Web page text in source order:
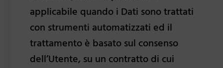
applicabile quando i Dati sono trattati
con strumenti automatizzati ed il
trattamento è basato sul consenso
dell’Utente, su un contratto di cui